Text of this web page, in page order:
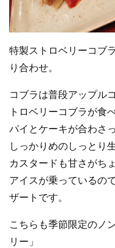
特製ストロベリーコブ
り合わせ。
コブラは普段アップル
トロベリーコブラが食
パイとケーキが合わさ
しっかりめのしっとり
カスタードも甘さがち
アイスが乗っているの
ザートです。
こちらも季節限定のノ
リー」